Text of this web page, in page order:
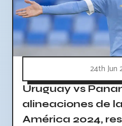
24th Jun
Uruguay vs
alineaciones de
América 2024,